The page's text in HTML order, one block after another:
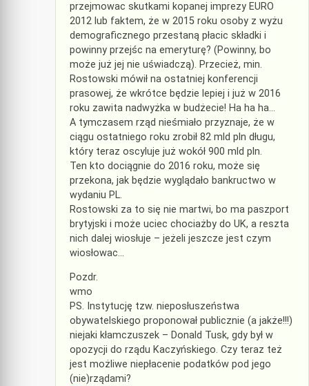
przejmowac skutkami kopanej imprezy EURO
2012 lub faktem, że w 2015 roku osoby z wyżu
demograficznego przestaną płacic składki i
powinny przejśc na emeryturę? (Powinny, bo
może już jej nie uświadczą). Przecież, min.
Rostowski mówił na ostatniej konferencji
prasowej, że wkrótce będzie lepiej i już w 2016
roku zawita nadwyżka w budżecie! Ha ha ha…
A tymczasem rząd nieśmiało przyznaje, że w
ciągu ostatniego roku zrobił 82 mld pln długu,
który teraz oscyluje już wokół 900 mld pln.
Ten kto dociągnie do 2016 roku, może się
przekona, jak będzie wyglądało bankructwo w
wydaniu PL.
Rostowski za to się nie martwi, bo ma paszport
brytyjski i może uciec chociażby do UK, a reszta
nich dalej wiosłuje – jeżeli jeszcze jest czym
wiosłowac…
Pozdr.
wmo
PS. Instytucję tzw. nieposłuszeństwa
obywatelskiego proponował publicznie (a jakże!!!)
niejaki kłamczuszek – Donald Tusk, gdy był w
opozycji do rządu Kaczyńskiego. Czy teraz też
jest możliwe niepłacenie podatków pod jego
(nie)rządami?